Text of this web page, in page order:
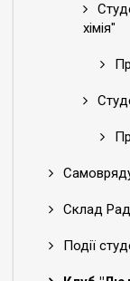
хімія"
Склад
Події